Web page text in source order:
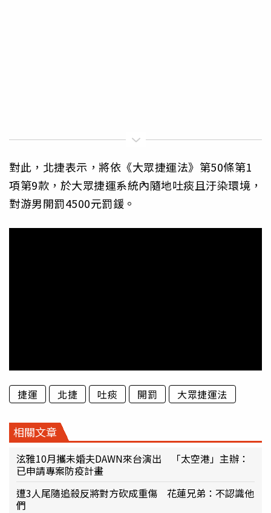
對此，北捷表示，將依《大眾捷運法》第50條第1
項第9款，於大眾捷運系統內隨地吐痰且汙染環境，
對游男開罰4500元罰鍰。
捷運 北捷 吐痰 開罰 大眾捷運法
相關文章
泫雅10月攜未婚夫DAWN來台演出 「太空港」主辦：
已申請專案防疫計畫
遭3人尾隨追殺反將對方砍成重傷 花蓮兄弟：不認識他
們